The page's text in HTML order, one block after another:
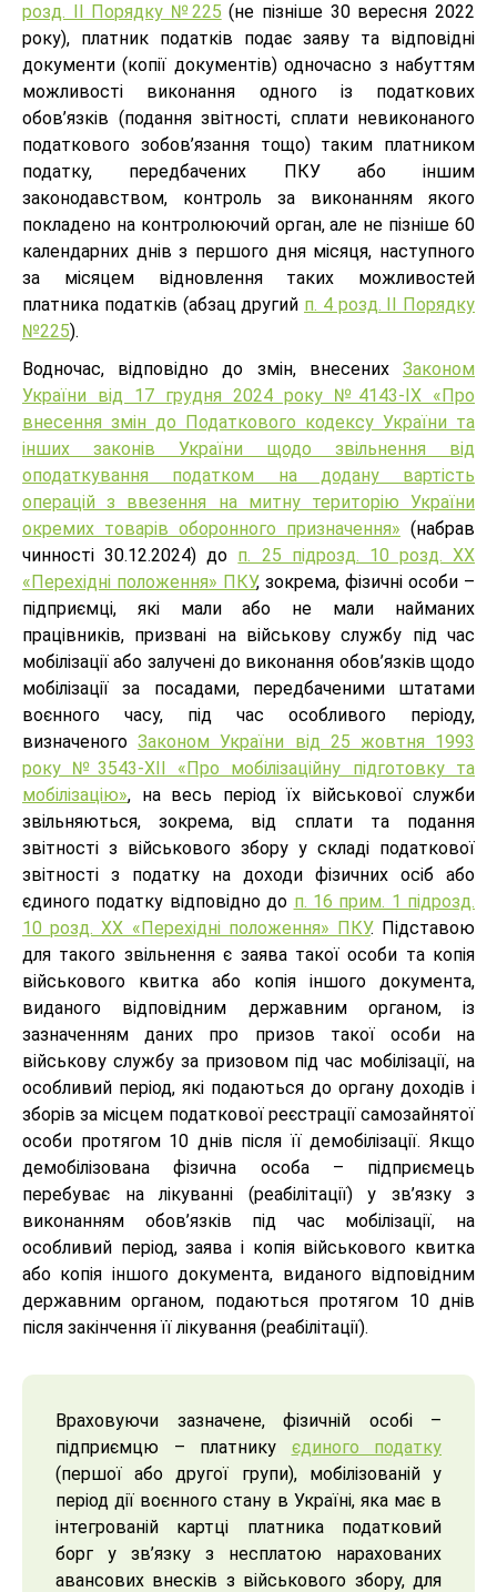
розд. ІІ Порядку №225 (не пізніше 30 вересня 2022
року), платник податків подає заяву та відповідні
документи (копії документів) одночасно з набуттям
можливості виконання одного із податкових
обов’язків (подання звітності, сплати невиконаного
податкового зобов’язання тощо) таким платником
податку, передбачених ПКУ або іншим
законодавством, контроль за виконанням якого
покладено на контролюючий орган, але не пізніше 60
календарних днів з першого дня місяця, наступного
за місяцем відновлення таких можливостей
платника податків (абзац другий п. 4 розд. ІІ Порядку
№225).
Водночас, відповідно до змін, внесених Законом
України від 17 грудня 2024 року №4143-ІХ «Про
внесення змін до Податкового кодексу України та
інших законів України щодо звільнення від
оподаткування податком на додану вартість
операцій з ввезення на митну територію України
окремих товарів оборонного призначення» (набрав
чинності 30.12.2024) до п. 25 підрозд. 10 розд. ХХ
«Перехідні положення» ПКУ, зокрема, фізичні особи –
підприємці, які мали або не мали найманих
працівників, призвані на військову службу під час
мобілізації або залучені до виконання обов’язків щодо
мобілізації за посадами, передбаченими штатами
воєнного часу, під час особливого періоду,
визначеногоЗаконом України від 25 жовтня 1993
року №3543-XІІ «Про мобілізаційну підготовку та
мобілізацію», на весь період їх військової служби
звільняються, зокрема, від сплати та подання
звітності з військового збору у складі податкової
звітності з податку на доходи фізичних осіб або
єдиного податку відповідно до п. 16 прим. 1 підрозд.
10 розд. ХХ «Перехідні положення» ПКУ. Підставою
для такого звільнення є заява такої особи та копія
військового квитка або копія іншого документа,
виданого відповідним державним органом, із
зазначенням даних про призов такої особи на
військову службу за призовом під час мобілізації, на
особливий період, які подаються до органу доходів і
зборів за місцем податкової реєстрації самозайнятої
особи протягом 10 днів після її демобілізації. Якщо
демобілізована фізична особа – підприємець
перебуває на лікуванні (реабілітації) у зв’язку з
виконанням обов’язків під час мобілізації, на
особливий період, заява і копія військового квитка
або копія іншого документа, виданого відповідним
державним органом, подаються протягом 10 днів
після закінчення її лікування (реабілітації).
Враховуючи зазначене, фізичній особі –
підприємцю – платнику єдиного податку
(першої або другої групи), мобілізованій у
період дії воєнного стану в Україні, яка має в
інтегрованій картці платника податковий
борг у зв’язку з несплатою нарахованих
авансових внесків з військового збору, для